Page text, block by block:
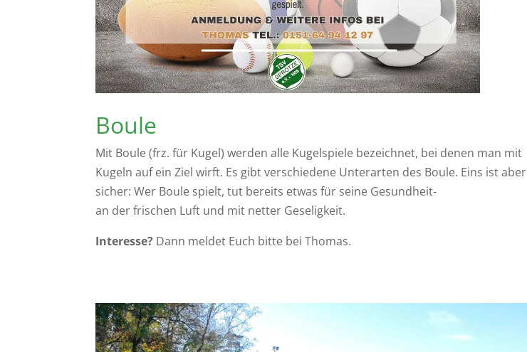
Boule
Mit Boule (frz. für Kugel) werden alle Kugelspiele bezeichnet, bei denen man mit
Kugeln auf ein Ziel wirft. Es gibt verschiedene Unterarten des Boule. Eins ist aber
sicher: Wer Boule spielt, tut bereits etwas für seine Gesundheit-
an der frischen Luft und mit netter Geseligkeit.
Interesse? Dann meldet Euch bitte bei Thomas.